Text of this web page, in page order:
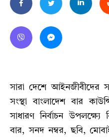
সারা দেশে আইনজীবীদের
সংস্থা বাংলাদেশ বার
সাধারণ নির্বাচন
বার, সনদ নম্বর, ছবি,